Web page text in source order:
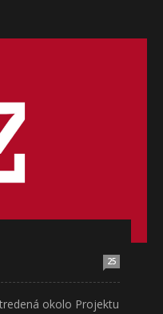
25
okolo Projektu